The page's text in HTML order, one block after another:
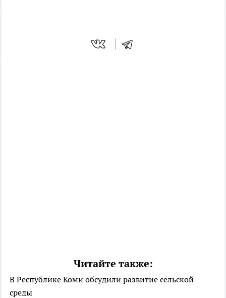
Читайте также:
В Республике Коми обсудили развитие сельской
среды